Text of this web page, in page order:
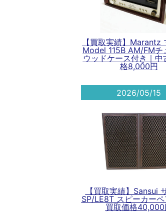
【買取実績】Marantz
Model 115B AM/FMチ
ウッドケース付き｜中
格8,000円
2026/05/15
【買取実績】Sansui
SP/LE8T スピーカー
買取価格40,000